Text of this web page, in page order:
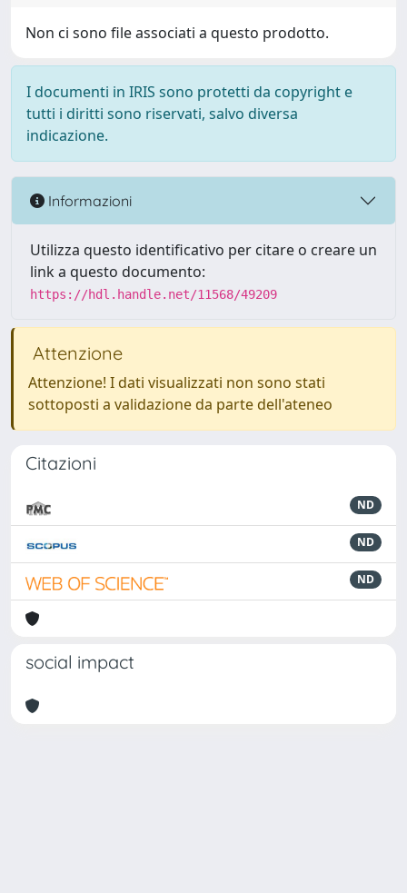
Non ci sono file associati a questo prodotto.
I documenti in IRIS sono protetti da copyright e
tutti i diritti sono riservati, salvo diversa
indicazione.
Informazioni
Utilizza questo identificativo per citare o creare un
link a questo documento:
https://hdl.handle.net/11568/49209
Attenzione
Attenzione! I dati visualizzati non sono stati
sottoposti a validazione da parte dell'ateneo
Citazioni
ND
ND
ND
social impact